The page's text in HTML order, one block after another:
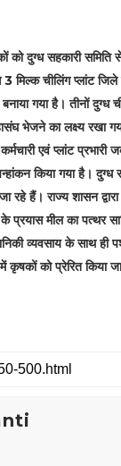
को दुग्ध सहकारी
3 मिल्क चीलिंग प्लांट
गया है। तीनों दुग्ध
भेजने का लक्ष्य रखा
एवं प्लांट
किया गया है।
हैं। राज्य शासन द्वारा
के प्रयास मील का
व्यवसाय के साथ ही
को प्रेरित किया